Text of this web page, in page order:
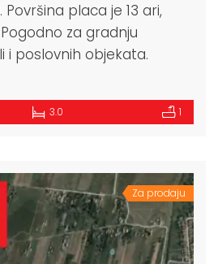
placa je 13 ari,
za gradnju
i poslovnih objekata.
3.0 1
Za prodaju